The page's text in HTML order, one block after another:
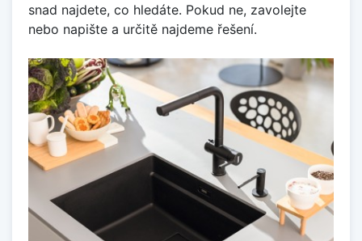
snad najdete, co hledáte. Pokud ne, zavolejte
nebo napište a určitě najdeme řešení.